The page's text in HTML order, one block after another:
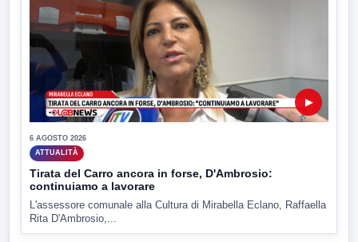
▶
6 AGOSTO 2026
ATTUALITÀ
Tirata del Carro ancora in forse, D'Ambrosio:
continuiamo a lavorare
L'assessore comunale alla Cultura di Mirabella Eclano, Raffaella
Rita D'Ambrosio,...